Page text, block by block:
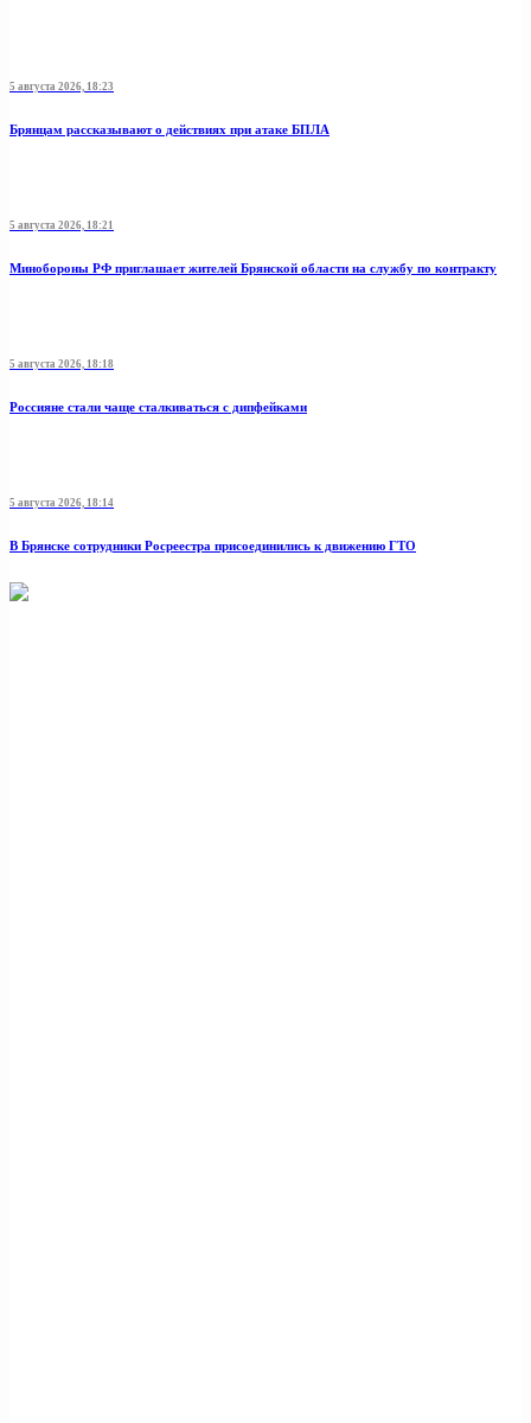
5 августа 2026, 18:23
Брянцам рассказывают о действиях при атаке БПЛА
5 августа 2026, 18:21
Минобoроны РФ приглaшaет житeлeй Брянской области на службу по контракту
5 августа 2026, 18:18
Россияне стали чаще сталкиваться с дипфейками
5 августа 2026, 18:14
В Брянске сотрудники Росреестра присоединились к движению ГТО